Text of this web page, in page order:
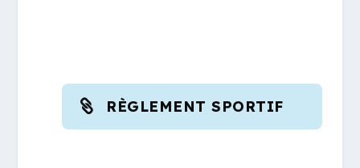
RÈGLEMENT SPORTIF